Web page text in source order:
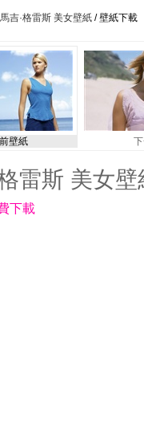
吉·格雷斯 美女壁紙 / 壁紙下載
壁紙
雷斯 美女
下載